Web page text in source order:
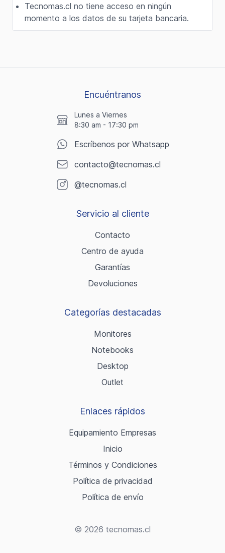
Tecnomas.cl no tiene acceso en ningún
momento a los datos de su tarjeta bancaria.
Encuéntranos
Lunes a Viernes
8:30 am - 17:30 pm
Escríbenos por Whatsapp
contacto@tecnomas.cl
@tecnomas.cl
Servicio al cliente
Contacto
Centro de ayuda
Garantías
Devoluciones
Categorías destacadas
Monitores
Notebooks
Desktop
Outlet
Enlaces rápidos
Equipamiento Empresas
Inicio
Términos y Condiciones
Política de privacidad
Política de envío
© 2026 tecnomas.cl